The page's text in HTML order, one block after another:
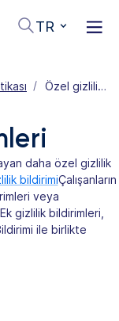
TR
Özel gizlilik bildirimleri
daha özel gizlilik
bildirimiÇalışanların
veya
gizlilik bildirimleri,
ile birlikte